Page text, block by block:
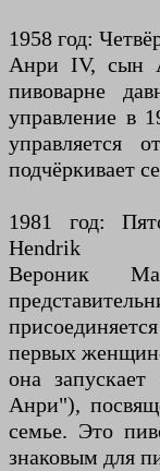
1958 год:
Анри IV, сын
пивоварне
управление в
управляется
подчёркивает
1981 год:
Hendrik
Вероник
первых
она
Анри"),
семье. Это
знаковым для